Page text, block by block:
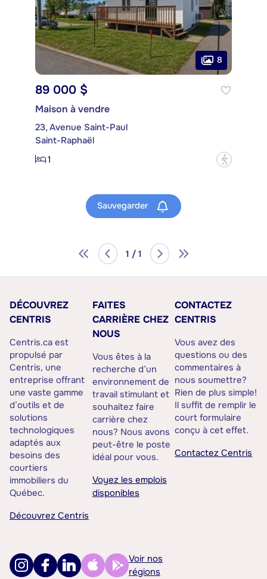
8
89 000 $
Maison à vendre
23, Avenue Saint-Paul
Saint-Raphaël
1
?
Sauvegarder
1 / 1
DÉCOUVREZ
CENTRIS
Centris.ca est
propulsé par
Centris, une
entreprise offrant
une vaste gamme
d’outils et de
solutions
technologiques
adaptés aux
besoins des
courtiers
immobiliers du
Québec.
Découvrez Centris
FAITES
CARRIÈRE CHEZ
NOUS
Vous êtes à la
recherche d’un
environnement de
travail stimulant et
souhaitez faire
carrière chez
nous? Nous avons
peut-être le poste
idéal pour vous.
Voyez les emplois
disponibles
CONTACTEZ
CENTRIS
Vous avez des
questions ou des
commentaires à
nous soumettre?
Rien de plus simple!
Il suffit de remplir le
court formulaire
conçu à cet effet.
Contactez Centris
Voir nos
régions